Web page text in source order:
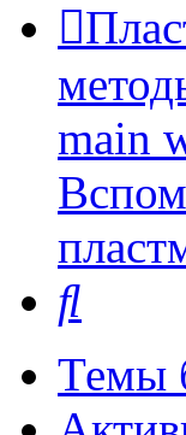
main
Темы